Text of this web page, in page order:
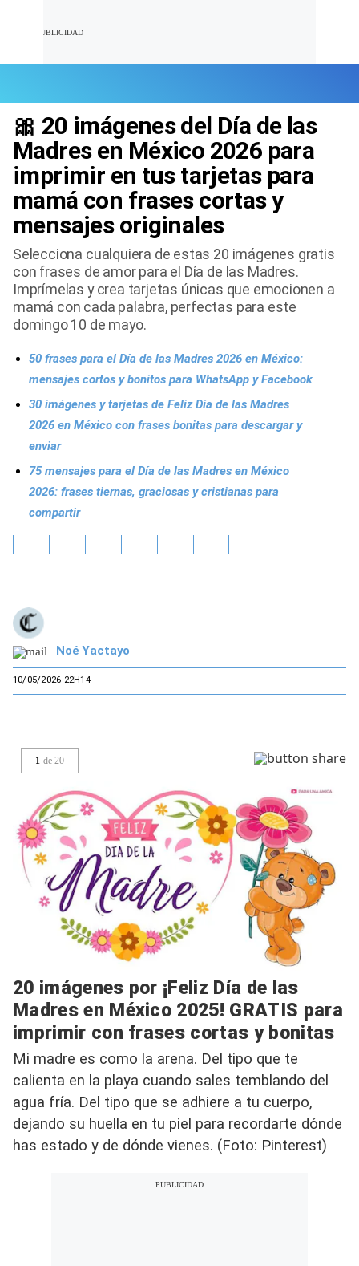
Últimas Noticias
Mi Bolsillo
Respuestas
Gente
Vida Laboral
Tendencias Mix
Sports
🎀 20 imágenes del Día de las
Madres en México 2026 para
imprimir en tus tarjetas para
mamá con frases cortas y
mensajes originales
Selecciona cualquiera de estas 20 imágenes gratis
con frases de amor para el Día de las Madres.
Imprímelas y crea tarjetas únicas que emocionen a
mamá con cada palabra, perfectas para este
domingo 10 de mayo.
50 frases para el Día de las Madres 2026 en México:
mensajes cortos y bonitos para WhatsApp y Facebook
30 imágenes y tarjetas de Feliz Día de las Madres
2026 en México con frases bonitas para descargar y
enviar
75 mensajes para el Día de las Madres en México
2026: frases tiernas, graciosas y cristianas para
compartir
Noé Yactayo
10/05/2026 22H14
1 de 20
20 imágenes por ¡Feliz Día de las
Madres en México 2025! GRATIS para
imprimir con frases cortas y bonitas
Mi madre es como la arena. Del tipo que te
calienta en la playa cuando sales temblando del
agua fría. Del tipo que se adhiere a tu cuerpo,
dejando su huella en tu piel para recordarte dónde
has estado y de dónde vienes. (Foto: Pinterest)